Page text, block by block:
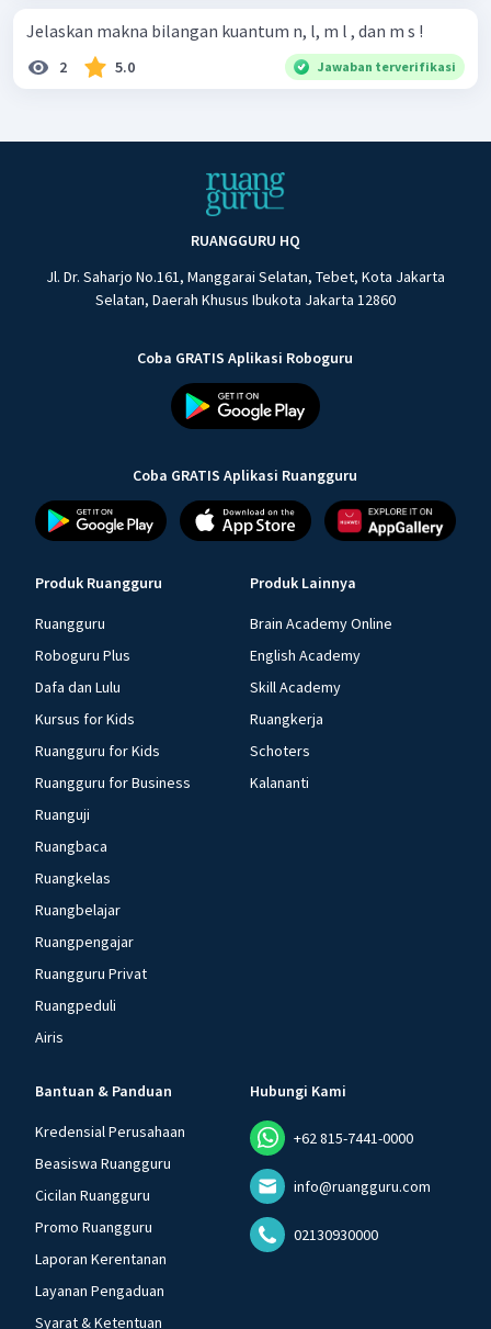
Jelaskan makna bilangan kuantum n, l, m l , dan m s !
2 5.0 Jawaban terverifikasi
RUANGGURU HQ
Jl. Dr. Saharjo No.161, Manggarai Selatan, Tebet, Kota Jakarta
Selatan, Daerah Khusus Ibukota Jakarta 12860
Coba GRATIS Aplikasi Roboguru
Coba GRATIS Aplikasi Ruangguru
Produk Ruangguru
Ruangguru
Roboguru Plus
Dafa dan Lulu
Kursus for Kids
Ruangguru for Kids
Ruangguru for Business
Ruanguji
Ruangbaca
Ruangkelas
Ruangbelajar
Ruangpengajar
Ruangguru Privat
Ruangpeduli
Airis
Produk Lainnya
Brain Academy Online
English Academy
Skill Academy
Ruangkerja
Schoters
Kalananti
Bantuan & Panduan
Kredensial Perusahaan
Beasiswa Ruangguru
Cicilan Ruangguru
Promo Ruangguru
Laporan Kerentanan
Layanan Pengaduan
Syarat & Ketentuan
Hubungi Kami
+62 815-7441-0000
info@ruangguru.com
02130930000